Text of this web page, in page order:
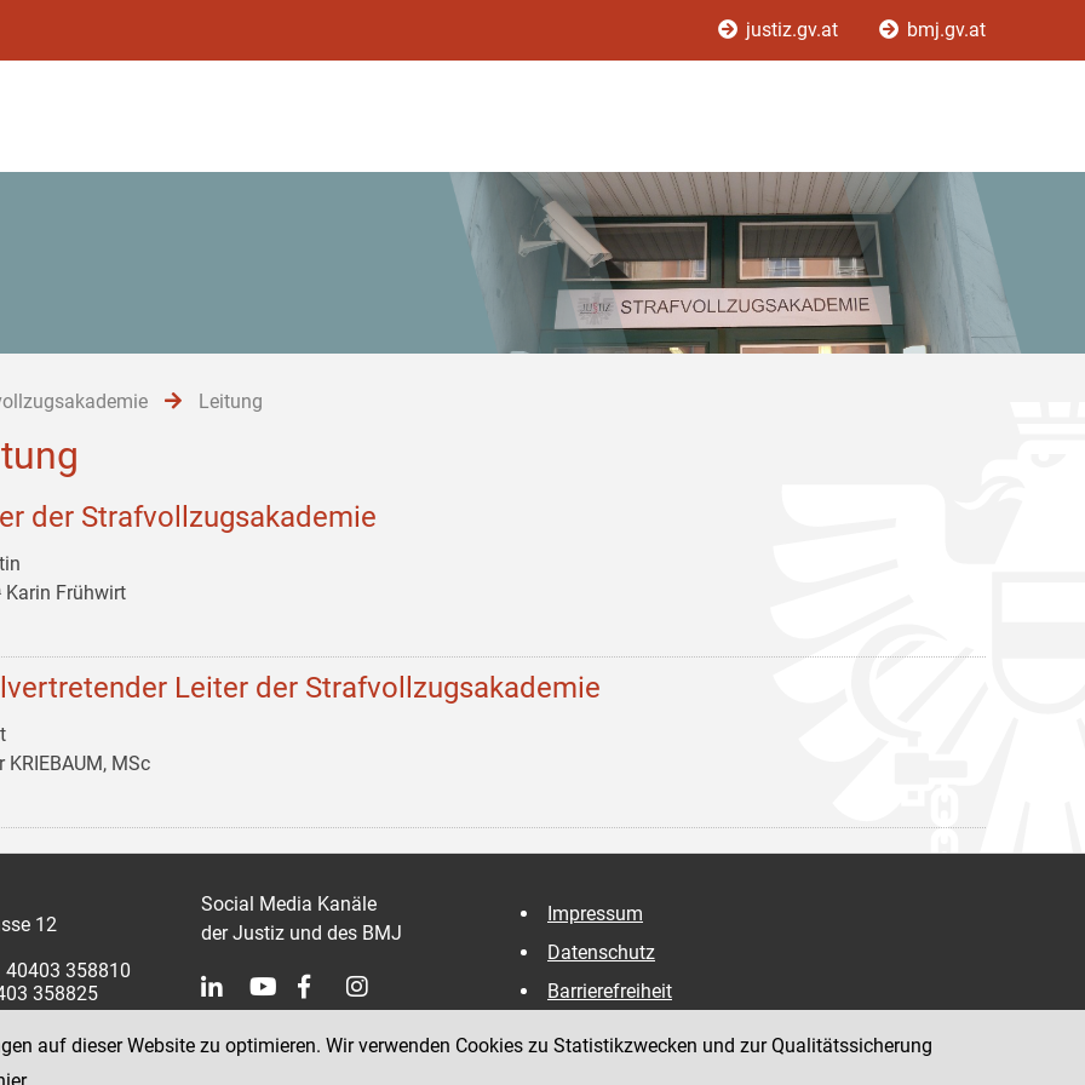
justiz.gv.at bmj.gv.at
Leitung
der Strafvollzugsakademie
Karin Frühwirt
Leiter der Strafvollzugsakademie
KRIEBAUM, MSc
12
40403 358810
358825
Social Media Kanäle
der Justiz und des BMJ
Impressum
Datenschutz
Barrierefreiheit
auf dieser Website zu optimieren. Wir verwenden Cookies zu Statistikzwecken und zur Qualitätssicherung